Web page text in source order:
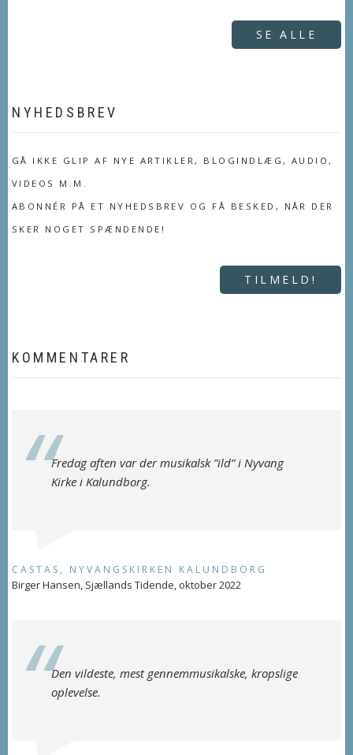
SE ALLE
NYHEDSBREV
GÅ IKKE GLIP AF NYE ARTIKLER, BLOGINDLÆG, AUDIO,
VIDEOS M.M.
ABONNÉR PÅ ET NYHEDSBREV OG FÅ BESKED, NÅR DER
SKER NOGET SPÆNDENDE!
TILMELD!
KOMMENTARER
Fredag aften var der musikalsk ”ild” i Nyvang
Kirke i Kalundborg.
CASTAS, NYVANGSKIRKEN KALUNDBORG
Birger Hansen, Sjællands Tidende, oktober 2022
Den vildeste, mest gennemmusikalske, kropslige
oplevelse.